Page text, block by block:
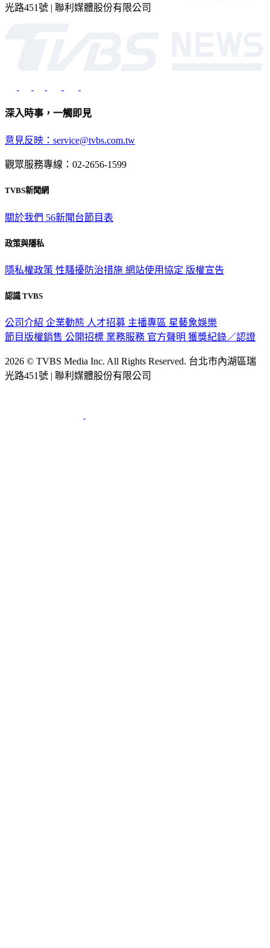
光路451號 | 聯利媒體股份有限公司
深入時事，一觸即見
意見反映：service@tvbs.com.tw
觀眾服務專線：02-2656-1599
TVBS新聞網
關於我們 56新聞台節目表
政策與隱私
隱私權政策 性騷擾防治措施 網站使用協定 版權宣告
認識 TVBS
公司介紹 企業動態 人才招募 主播專區 星藝象娛樂
節目版權銷售 公開招標 業務服務 官方聲明 獲獎紀錄／認證
2026 © TVBS Media Inc. All Rights Reserved. 台北市內湖區瑞
光路451號 | 聯利媒體股份有限公司